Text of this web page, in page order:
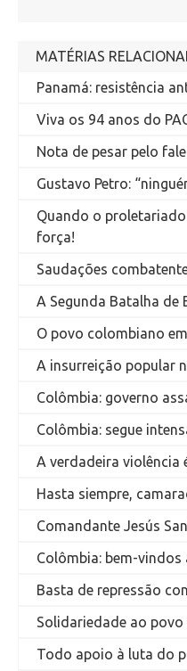
MATÉRIAS
Panamá: resistência
Viva os 94 anos do
Nota de pesar pelo
Gustavo Petro:
Quando o
força!
Saudações
A Segunda Batalha de
O povo colombiano
A insurreição popular
Colômbia: governo
Colômbia: segue
A verdadeira violência
Hasta siempre,
Comandante Jesús
Colômbia: bem-vindos
Basta de repressão
Solidariedade ao povo
Todo apoio à luta do